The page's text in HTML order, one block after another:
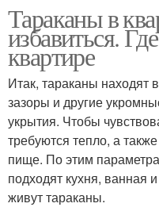
Тараканы в
избавиться.
квартире
Итак, тараканы
зазоры и другие
укрытия. Чтобы
требуются тепло, а
пище. По этим
подходят кухня, ванная
живут тараканы.